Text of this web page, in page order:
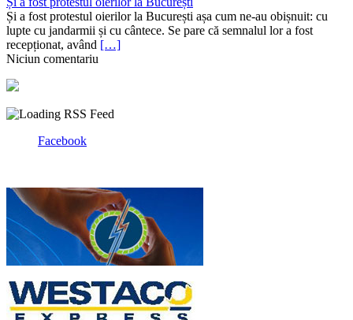
Și a fost protestul oierilor la București așa cum ne-au obișnuit: cu
lupte cu jandarmii și cu cântece. Se pare că semnalul lor a fost
recepționat, având […]
Niciun comentariu
Facebook